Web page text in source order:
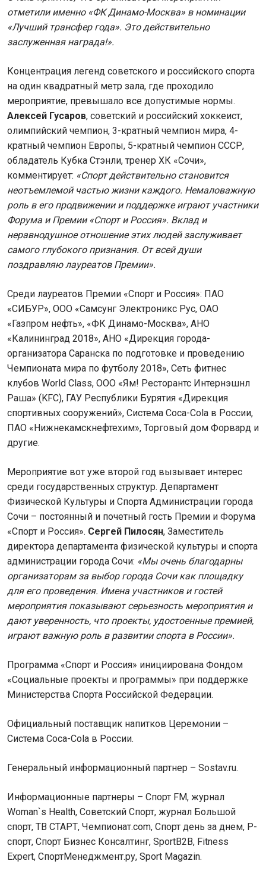
отметили именно «ФК Динамо-Москва» в номинации
«Лучший трансфер года». Это действительно
заслуженная награда!».
Концентрация легенд советского и российского спорта
на один квадратный метр зала, где проходило
мероприятие, превышало все допустимые нормы.
Алексей Гусаров, советский и российский хоккеист,
олимпийский чемпион, 3-кратный чемпион мира, 4-
кратный чемпион Европы, 5-кратный чемпион СССР,
обладатель Кубка Стэнли, тренер ХК «Сочи»,
комментирует: «Спорт действительно становится
неотъемлемой частью жизни каждого. Немаловажную
роль в его продвижении и поддержке играют участники
Форума и Премии «Спорт и Россия». Вклад и
неравнодушное отношение этих людей заслуживает
самого глубокого признания. От всей души
поздравляю лауреатов Премии».
Среди лауреатов Премии «Спорт и Россия»: ПАО
«СИБУР», ООО «Самсунг Электроникс Рус, ОАО
«Газпром нефть», «ФК Динамо-Москва», АНО
«Калининград 2018», АНО «Дирекция города-
организатора Саранска по подготовке и проведению
Чемпионата мира по футболу 2018», Сеть фитнес
клубов World Class, ООО «Ям! Ресторантс Интернэшнл
Раша» (KFC), ГАУ Республики Бурятия «Дирекция
спортивных сооружений», Система Coca-Cola в России,
ПАО «Нижнекамскнефтехим», Торговый дом Форвард и
другие.
Мероприятие вот уже второй год вызывает интерес
среди государственных структур. Департамент
Физической Культуры и Спорта Администрации города
Сочи – постоянный и почетный гость Премии и Форума
«Спорт и Россия». Сергей Пилосян, Заместитель
директора департамента физической культуры и спорта
администрации города Сочи: «Мы очень благодарны
организаторам за выбор города Сочи как площадку
для его проведения. Имена участников и гостей
мероприятия показывают серьезность мероприятия и
дают уверенность, что проекты, удостоенные премией,
играют важную роль в развитии спорта в России».
Программа «Спорт и Россия» инициирована Фондом
«Социальные проекты и программы» при поддержке
Министерства Спорта Российской Федерации.
Официальный поставщик напитков Церемонии –
Система Coca-Cola в России.
Генеральный информационный партнер – Sostav.ru.
Информационные партнеры – Спорт FM, журнал
Woman`s Health, Советский Спорт, журнал Большой
спорт, ТВ СТАРТ, Чемпионат.com, Спорт день за днем, Р-
спорт, Спорт Бизнес Консалтинг, SportB2B, Fitness
Expert, СпортМенеджмент.ру, Sport Magazin.